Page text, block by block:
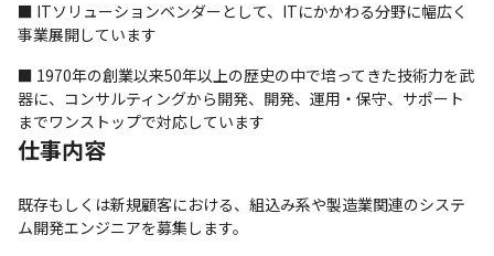
■ ITソリューションベンダーとして、ITにかかわる分野に幅広く
事業展開しています
■ 1970年の創業以来50年以上の歴史の中で培ってきた技術力を武
器に、コンサルティングから開発、開発、運用・保守、サポート
までワンストップで対応しています
仕事内容
既存もしくは新規顧客における、組込み系や製造業関連のシステ
ム開発エンジニアを募集します。